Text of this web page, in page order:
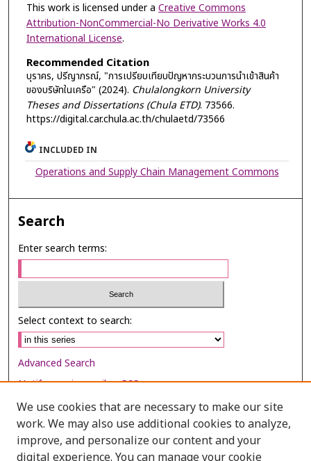
This work is licensed under a Creative Commons
Attribution-NonCommercial-No Derivative Works 4.0
International License.
Recommended Citation
บุราคร, ปรีญาภรณ์, "การเปรียบเทียบปัญหากระบวนการนำเข้าสินค้า
ของบริษัทในเครือ" (2024). Chulalongkorn University
Theses and Dissertations (Chula ETD). 73566.
https://digital.car.chula.ac.th/chulaetd/73566
INCLUDED IN
Operations and Supply Chain Management Commons
Search
Enter search terms:
Select context to search:
Advanced Search
Notify me via email orRSS
Browse
Collections
We use cookies that are necessary to make our site
work. We may also use additional cookies to analyze,
improve, and personalize our content and your
digital experience. You can manage your cookie